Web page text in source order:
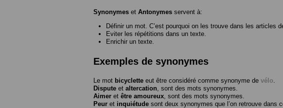
Synonymes et Antonymes servent à:
Définir un mot. C’est pourquoi on les trouve dans les articles
Eviter les répétitions dans un texte.
Enrichir un texte.
Exemples de synonymes
Le mot bicyclette eut être considéré comme synonyme de vélo
Dispute et altercation , sont des mots synonymes.
Aimer et être amoureux , sont des mots synonymes.
Peur et inquiétude sont deux synonymes que l’on retrouve dans